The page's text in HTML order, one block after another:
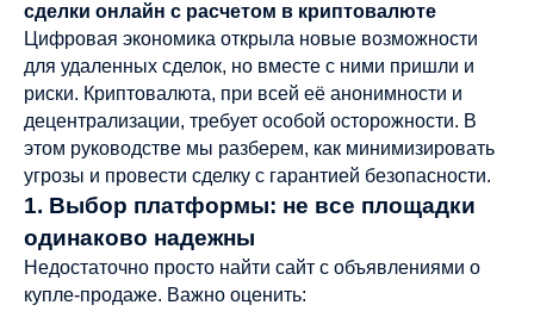
сделки онлайн с расчетом в криптовалюте
Цифровая экономика открыла новые возможности
для удаленных сделок, но вместе с ними пришли и
риски. Криптовалюта, при всей её анонимности и
децентрализации, требует особой осторожности. В
этом руководстве мы разберем, как минимизировать
угрозы и провести сделку с гарантией безопасности.
1. Выбор платформы: не все площадки
одинаково надежны
Недостаточно просто найти сайт с объявлениями о
купле-продаже. Важно оценить: